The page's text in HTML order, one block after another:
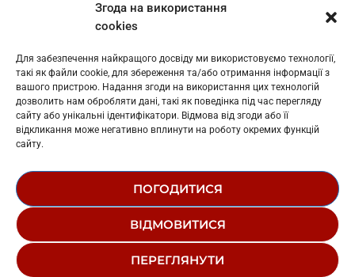
Згода на використання
cookies
Для забезпечення найкращого досвіду ми використовуємо технології,
такі як файли cookie, для збереження та/або отримання інформації з
вашого пристрою. Надання згоди на використання цих технологій
дозволить нам обробляти дані, такі як поведінка під час перегляду
сайту або унікальні ідентифікатори. Відмова від згоди або її
відкликання може негативно вплинути на роботу окремих функцій
сайту.
ПОГОДИТИСЯ
ВІДМОВИТИСЯ
ПЕРЕГЛЯНУТИ
: L11-01410
: L11-01801
Косів: L11-01805
Гарасимів: L11-02274
© 1995-2026 РК «ЗАХІДНИЙ ПОЛЮС»
РЕДАКЦІЙНИЙ СТАТУТ
СТРУКТУРА ВЛАСНОСТІ